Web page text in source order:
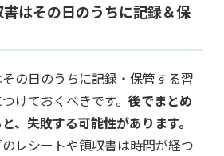
はその日のうちに記録＆保
の日のうちに記録・保管する習
けておくべきです。 後でまとめ
、失敗する可能性があります。
レシートや領収書は時間が経つ